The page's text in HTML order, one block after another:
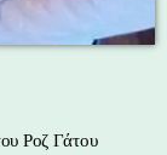
Ροζ Γάτου